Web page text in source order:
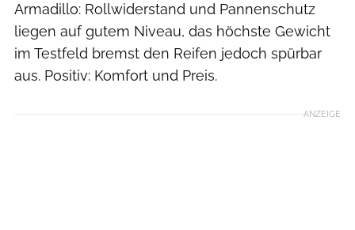
Armadillo: Rollwiderstand und Pannenschutz
liegen auf gutem Niveau, das höchste Gewicht
im Testfeld bremst den Reifen jedoch spürbar
aus. Positiv: Komfort und Preis.
ANZEIGE